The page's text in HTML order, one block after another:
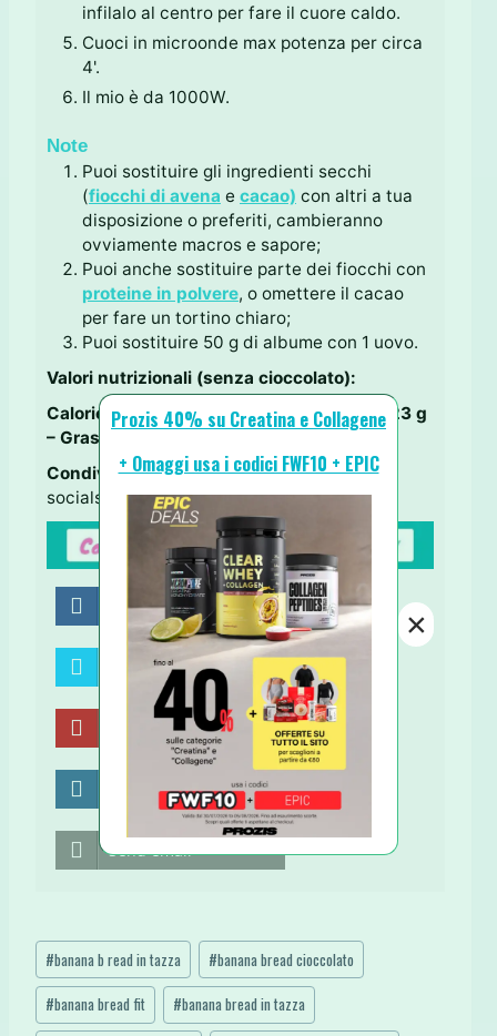
infilalo al centro per fare il cuore caldo.
Cuoci in microonde max potenza per circa
4'.
Il mio è da 1000W.
Note
Puoi sostituire gli ingredienti secchi
(fiocchi di avena e cacao) con altri a tua
disposizione o preferiti, cambieranno
ovviamente macros e sapore;
Puoi anche sostituire parte dei fiocchi con
proteine in polvere, o omettere il cacao
per fare un tortino chiaro;
Puoi sostituire 50 g di albume con 1 uovo.
Valori nutrizionali (senza cioccolato):
Calorie 320 – Carboidrati 47 g – Proteine 23 g
– Grassi 4 g
Condividi questa Ricettausando i tastini
socials qui sotto ↓ Grazie!
Share on Facebook
Share on Twitter
Share on Pinterest
Share on LinkedIn
Send email
Tag
articolo:
#banana b read in tazza #banana bread cioccolato
#banana bread fit #banana bread in tazza
Prozis 40% su Creatina e Collagene
+ Omaggi usa i codici FWF10 + EPIC
×